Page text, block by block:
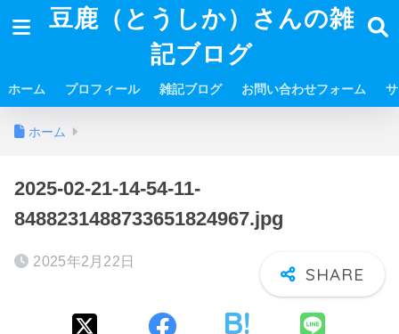
豆鹿（とうしか）さんの雑
記ブログ
ホーム プロフィール 雑記ブログ お問い合わせフォーム
ホーム
2025-02-21-14-54-11-
8488231488733651824967.jpg
2025年2月22日